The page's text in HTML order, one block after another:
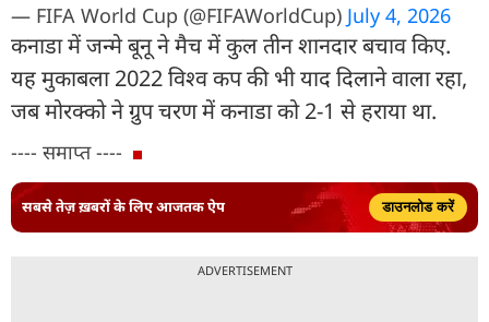
— FIFA World Cup (@FIFAWorldCup) July 4, 2026
कनाडा में जन्मे बूनू ने मैच में कुल तीन शानदार बचाव किए.
यह मुकाबला 2022 विश्व कप की भी याद दिलाने वाला रहा,
जब मोरक्को ने ग्रुप चरण में कनाडा को 2-1 से हराया था.
---- समाप्त ----
सबसे तेज़ ख़बरों के लिए आजतक ऐप डाउनलोड करें
ADVERTISEMENT